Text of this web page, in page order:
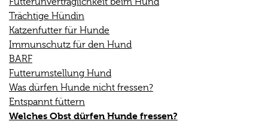
Trächtige Hündin
Katzenfutter für Hunde
Immunschutz für den Hund
BARF
Futterumstellung Hund
Was dürfen Hunde nicht fressen?
Entspannt füttern
Welches Obst dürfen Hunde fressen?